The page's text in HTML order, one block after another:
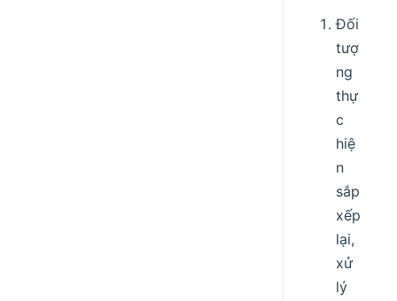
Đối
tượ
ng
thự
c
hiệ
n
sắp
xếp
lại,
xử
lý